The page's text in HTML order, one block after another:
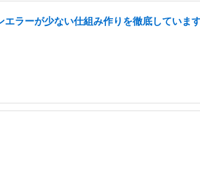
ラーが少ない仕組み作りを徹底していま